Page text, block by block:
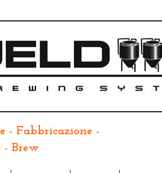
- Fabbricazione -
- Brew